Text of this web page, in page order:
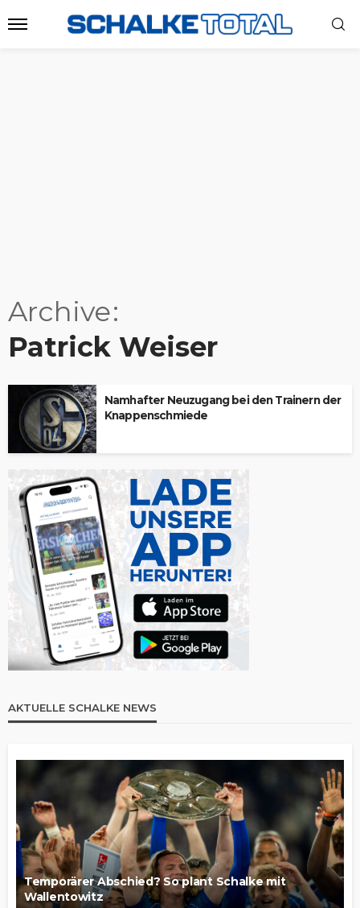
Archive
Patrick Weiser
Namhafter Neuzugang bei den Trainern der
Knappenschmiede
AKTUELLE SCHALKE NEWS
Temporärer Abschied? So plant Schalke mit
Wallentowitz